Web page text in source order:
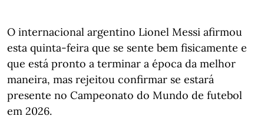
O internacional argentino Lionel Messi afirmou
esta quinta-feira que se sente bem fisicamente e
que está pronto a terminar a época da melhor
maneira, mas rejeitou confirmar se estará
presente no Campeonato do Mundo de futebol
em 2026.